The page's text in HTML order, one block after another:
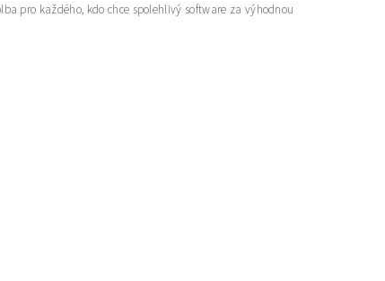
pro každého, kdo chce spolehlivý software za výhodnou